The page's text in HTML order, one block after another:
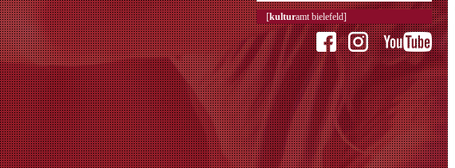
[kulturamt bielefeld]